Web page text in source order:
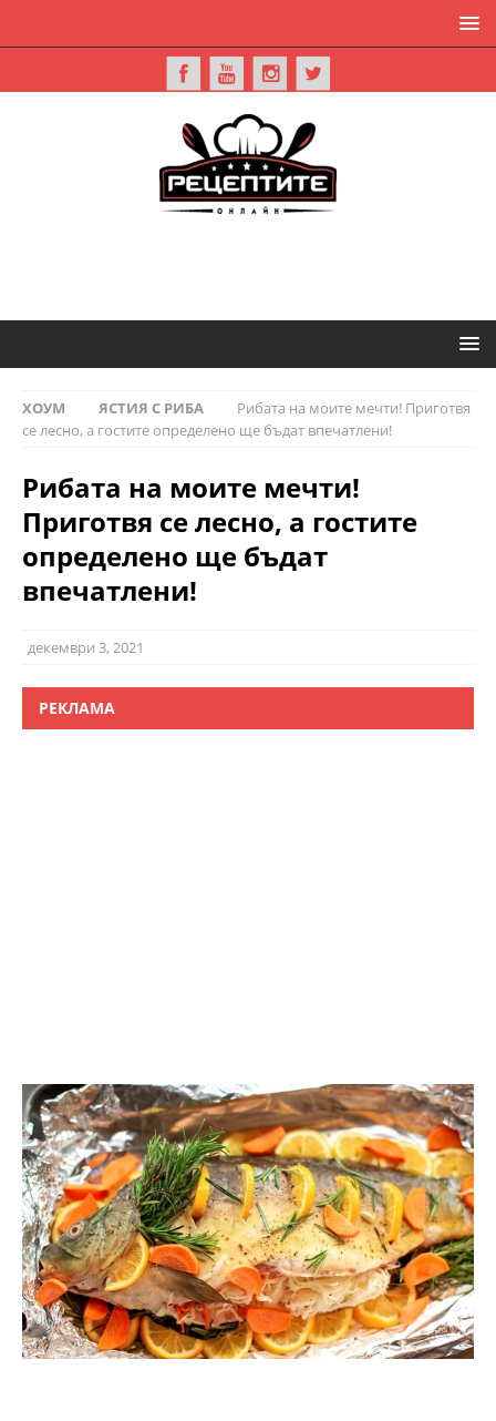
ХОУМ ЯСТИЯ С РИБА
Рибата на моите мечти! Приготвя
се лесно, а гостите определено ще бъдат впечатлени!
Рибата на моите мечти!
Приготвя се лесно, а гостите
определено ще бъдат
впечатлени!
декември 3, 2021
РЕКЛАМА